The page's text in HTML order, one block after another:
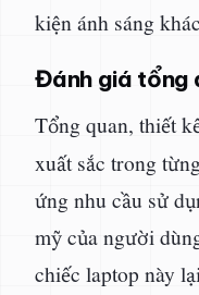
kiện ánh sáng
Đánh giá tổng
Tổng quan, thiết
xuất sắc trong
ứng nhu cầu sử
mỹ của người
chiếc laptop này